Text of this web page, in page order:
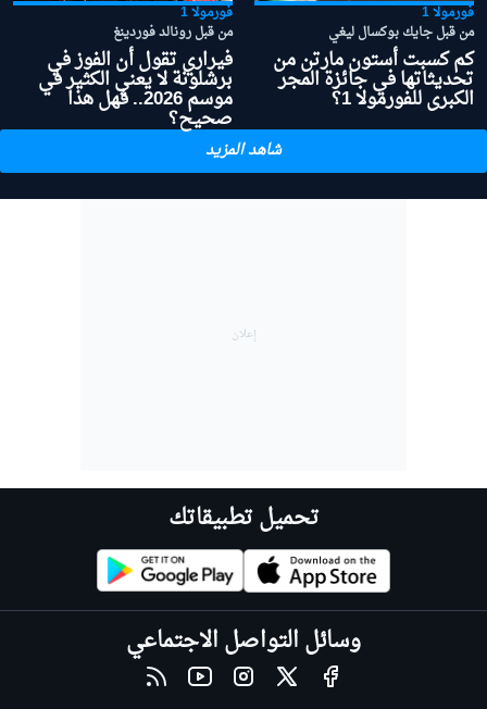
فورمولا 1
من قبل جايك بوكسال ليغي
كم كسبت أستون مارتن من
تحديثاتها في جائزة المجر
الكبرى للفورمولا 1؟
فورمولا 1
من قبل رونالد فوردينغ
فيراري تقول أن الفوز في
برشلونة لا يعني الكثير في
موسم 2026.. فهل هذا
صحيح؟
شاهد المزيد
تحميل تطبيقاتك
وسائل التواصل الاجتماعي